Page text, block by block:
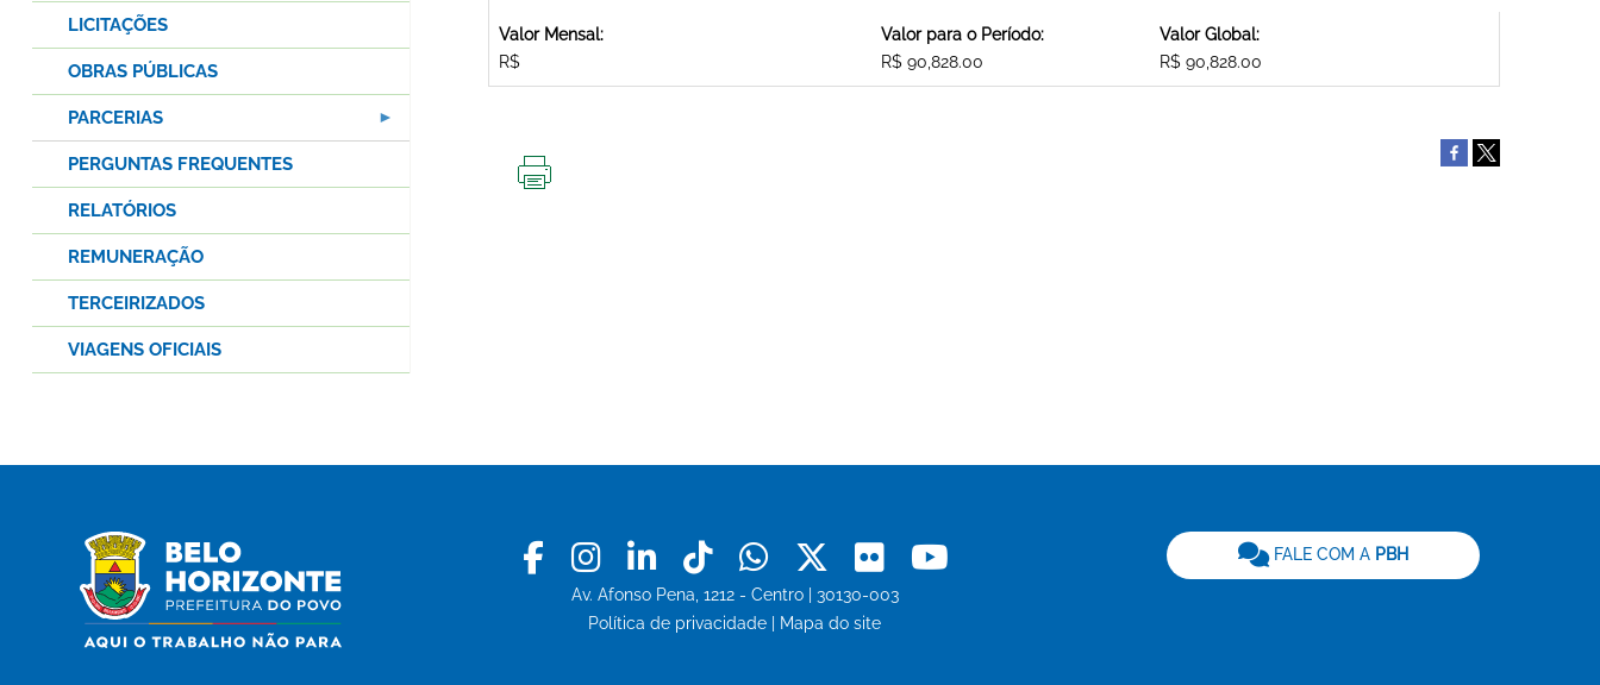
Valor Mensal:
R$
Valor para o Período:
R$ 90,828.00
Valor Global:
R$ 90,828.00
LICITAÇÕES
OBRAS PÚBLICAS
PARCERIAS
PERGUNTAS FREQUENTES
RELATÓRIOS
REMUNERAÇÃO
TERCEIRIZADOS
VIAGENS OFICIAIS
Facebook
Instagram
LinkedinTiktokWhatsapp
X Flickr
Av. Afonso Pena, 1212 - Centro | 30130-003
Política de privacidade
Mapa do site
FALE COM A PBH